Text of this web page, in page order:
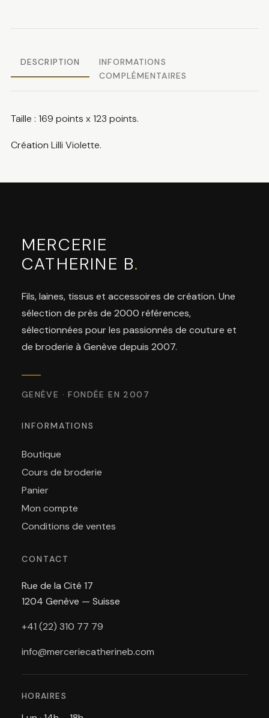
DESCRIPTION
INFORMATIONS
COMPLÉMENTAIRES
Taille : 169 points x 123 points.
Création Lilli Violette.
MERCERIE
CATHERINE B.
Fils, laines, tissus et accessoires de création. Une
sélection de près de 2000 références,
sélectionnées pour les passionnés de couture et
de broderie à Genève depuis 2007.
GENÈVE · FONDÉE EN 2007
INFORMATIONS
Boutique
Cours de broderie
Panier
Mon compte
Conditions de ventes
CONTACT
Rue de la Cité 17
1204 Genève — Suisse
+41 (22) 310 77 79
info@merceriecatherineb.com
HORAIRES